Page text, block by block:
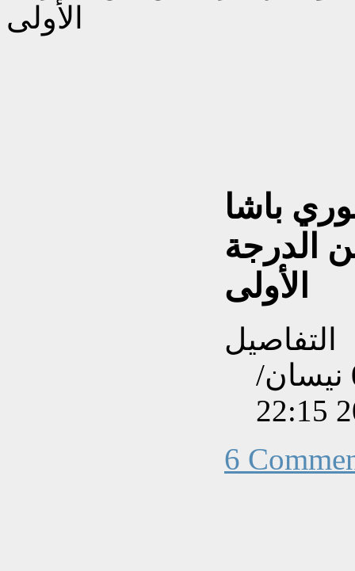
الأولى
باشا
الدرجة
الأولى
التفاصيل
تم إنشاءه بتاريخ الثلاثاء, 01 نيسان/
6